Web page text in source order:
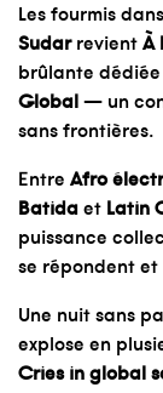
Les fourmis
Sudarrevient À
brûlante
Global — un
sans frontières.
Entre Afro
Batida et Latin
puissance
se répondent
Une nuit sans
explose en
Cries in global